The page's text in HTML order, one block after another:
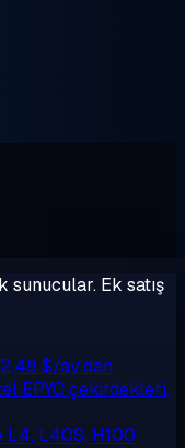
sunucular. Ek satış
2,48 $/ay'dan
EPYC çekirdekleri,
L4, L40S, H100